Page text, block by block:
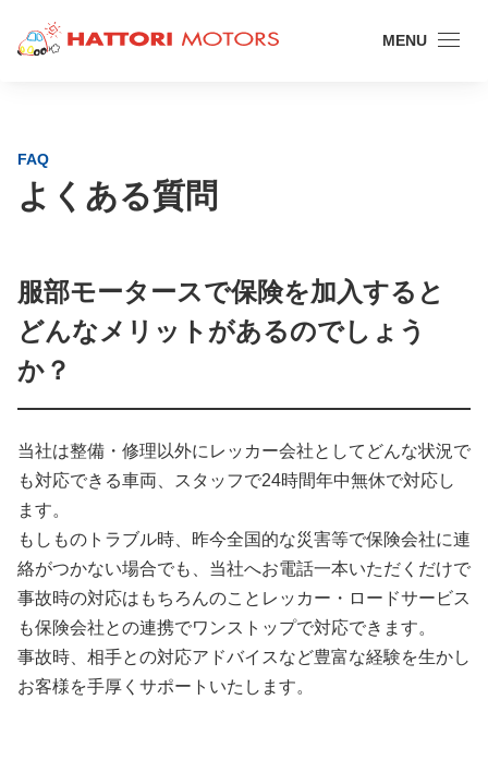
MENU
FAQ
よくある質問
服部モータースで保険を加入すると
どんなメリットがあるのでしょう
か？
当社は整備・修理以外にレッカー会社としてどんな状況で
も対応できる車両、スタッフで24時間年中無休で対応し
ます。
もしものトラブル時、昨今全国的な災害等で保険会社に連
絡がつかない場合でも、当社へお電話一本いただくだけで
事故時の対応はもちろんのことレッカー・ロードサービス
も保険会社との連携でワンストップで対応できます。
事故時、相手との対応アドバイスなど豊富な経験を生かし
お客様を手厚くサポートいたします。